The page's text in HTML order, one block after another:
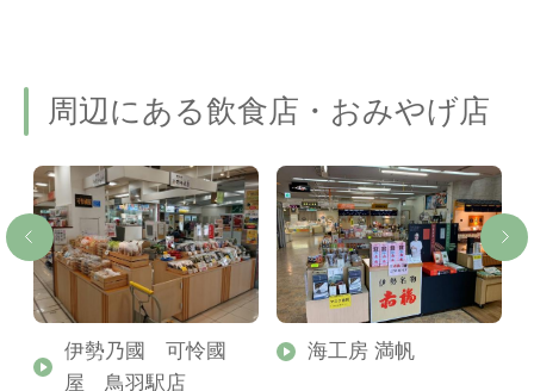
周辺にある飲食店・おみやげ店
伊勢乃國 可怜國
屋 鳥羽駅店
海工房 満帆